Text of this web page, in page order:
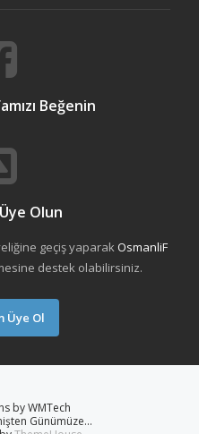
Beğenin
Olun
geçiş yaparakOsmanliF
destek olabilirsiniz.
Üye Ol
by WMTech
Günümüze...